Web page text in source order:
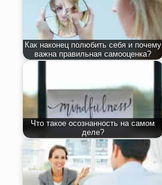
Как наконец полюбить себя и почему
важна правильная самооценка?
Что такое осознанность на самом
деле?